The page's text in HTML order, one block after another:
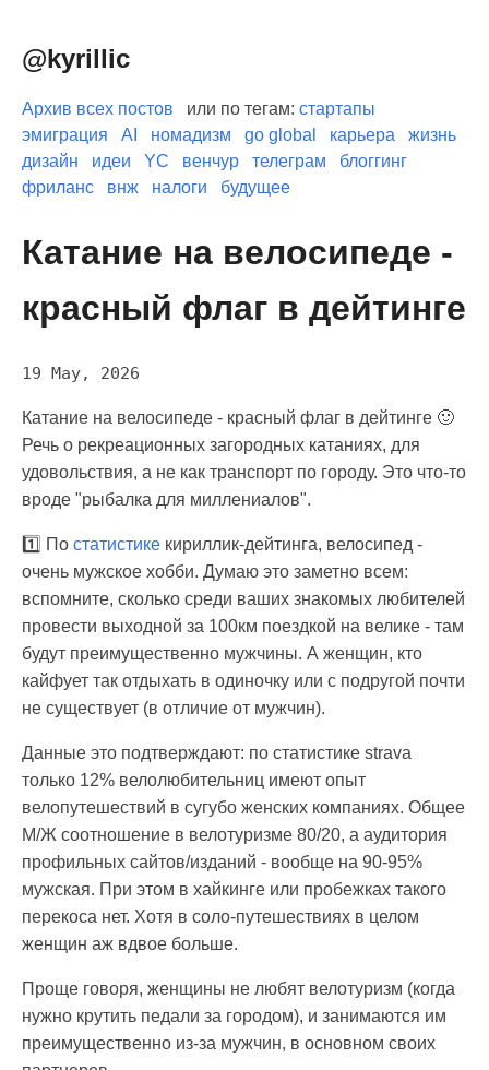
@kyrillic
Архив всех постов или по тегам: стартапы
эмиграция
AI номадизм go global карьера
жизнь
дизайн
идеи YC венчур телеграм
блоггинг
фриланс
внж налоги будущее
Катание на велосипеде -
красный флаг в дейтинге
19 May, 2026
Катание на велосипеде - красный флаг в дейтинге 🙂
Речь о рекреационных загородных катаниях, для
удовольствия, а не как транспорт по городу. Это что-то
вроде "рыбалка для миллениалов".
1️⃣ По статистике кириллик-дейтинга, велосипед -
очень мужское хобби. Думаю это заметно всем:
вспомните, сколько среди ваших знакомых любителей
провести выходной за 100км поездкой на велике - там
будут преимущественно мужчины. А женщин, кто
кайфует так отдыхать в одиночку или с подругой почти
не существует (в отличие от мужчин).
Данные это подтверждают: по статистике strava
только 12% велолюбительниц имеют опыт
велопутешествий в сугубо женских компаниях. Общее
М/Ж соотношение в велотуризме 80/20, а аудитория
профильных сайтов/изданий - вообще на 90-95%
мужская. При этом в хайкинге или пробежках такого
перекоса нет. Хотя в соло-путешествиях в целом
женщин аж вдвое больше.
Проще говоря, женщины не любят велотуризм (когда
нужно крутить педали за городом), и занимаются им
преимущественно из-за мужчин, в основном своих